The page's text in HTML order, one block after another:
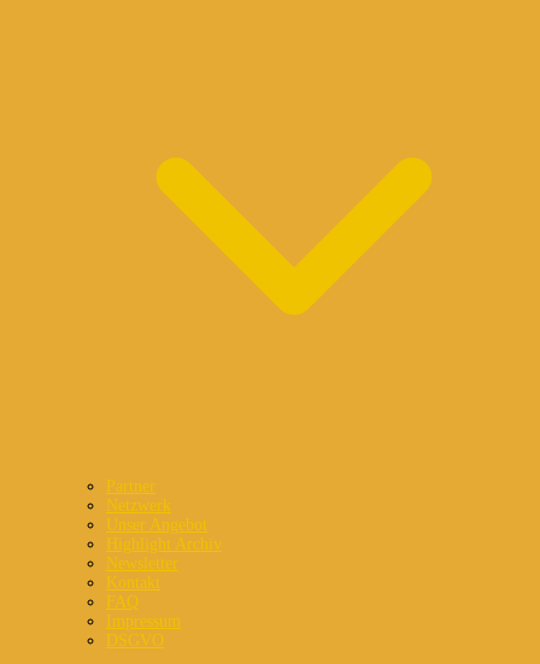
Partner
Netzwerk
Unser Angebot
Highlight Archiv
Newsletter
Kontakt
FAQ
Impressum
DSGVO